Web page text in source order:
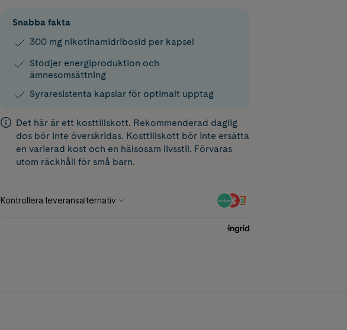
Snabba fakta
300 mg nikotinamidribosid per kapsel
Stödjer energiproduktion och
ämnesomsättning
Syraresistenta kapslar för optimalt upptag
Det här är ett kosttillskott. Rekommenderad daglig
dos bör inte överskridas. Kosttillskott bör inte ersätta
en varierad kost och en hälsosam livsstil. Förvaras
utom räckhåll för små barn.